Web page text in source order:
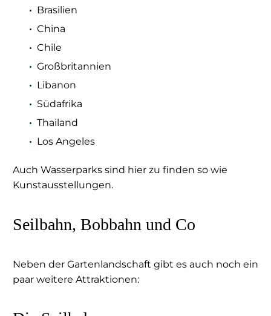
Brasilien
China
Chile
Großbritannien
Libanon
Südafrika
Thailand
Los Angeles
Auch Wasserparks sind hier zu finden so wie
Kunstausstellungen.
Seilbahn, Bobbahn und Co
Neben der Gartenlandschaft gibt es auch noch ein
paar weitere Attraktionen: